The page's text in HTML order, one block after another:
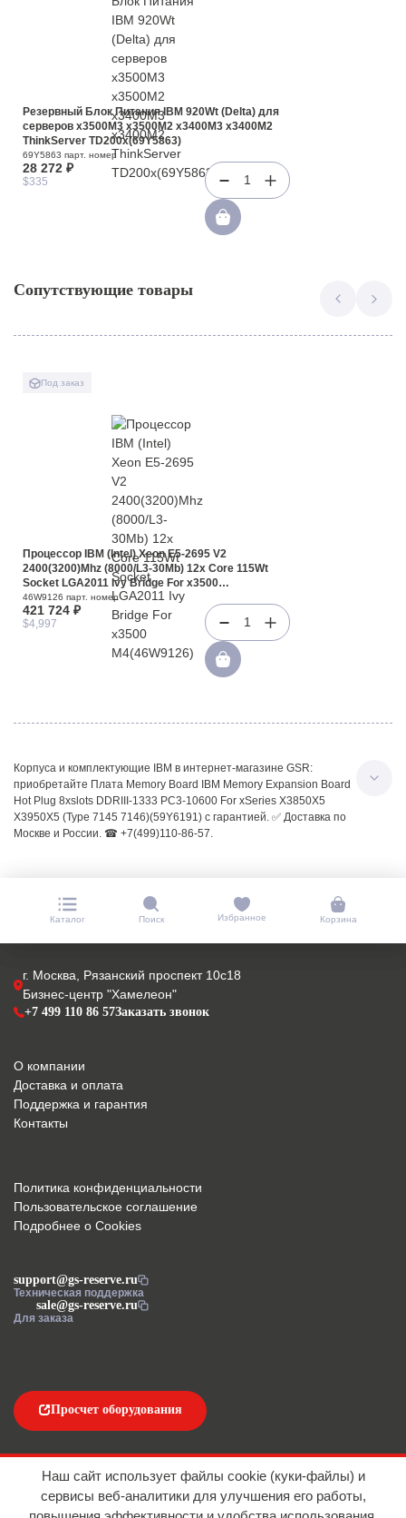
Резервный Блок Питания IBM 920Wt (Delta) для
серверов x3500M3 x3500M2 x3400M3 x3400M2
ThinkServer TD200x(69Y5863)
69Y5863 парт. номер
28 272 ₽
$335 1
Сопутствующие товары
Под заказ
Процессор IBM (Intel) Xeon E5-2695 V2
2400(3200)Mhz (8000/L3-30Mb) 12x Core 115Wt
Socket LGA2011 Ivy Bridge For x3500
M4(46W9126)
46W9126 парт. номер
421 724 ₽
$4,997 1
Корпуса и комплектующие IBM в интернет-магазине GSR:
приобретайте Плата Memory Board IBM Memory Expansion Board
Hot Plug 8xslots DDRIII-1333 PC3-10600 For xSeries X3850X5
X3950X5 (Type 7145 7146)(59Y6191) с гарантией. ✅ Доставка по
Москве и России. ☎ +7(499)110-86-57.
Каталог Поиск Избранное Корзина
г. Москва, Рязанский проспект 10с18
Бизнес-центр "Хамелеон"
+7 499 110 86 57Заказать звонок
support@gs-reserve.ru
Техническая поддержка
sale@gs-reserve.ru
Для заказа
О компании
Доставка и оплата
Поддержка и гарантия
Контакты
Просчет оборудования
Политика конфиденциальности
Пользовательское соглашение
Подробнее о Cookies
Наш сайт использует файлы cookie (куки-файлы) и
сервисы веб-аналитики для улучшения его работы,